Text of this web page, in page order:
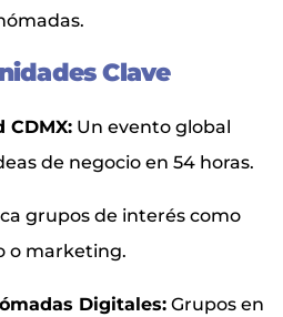
Clave
CDMX: Un evento global
de negocio en 54 horas.
grupos de interés como
o marketing.
Digitales: Grupos en